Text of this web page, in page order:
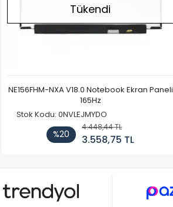
Tükendi
NE156FHM-NXA V18.0 Notebook Ekran Paneli
165Hz
Stok Kodu: 0NVLEJMYDO
%20
4.448,44 TL
3.558,75 TL